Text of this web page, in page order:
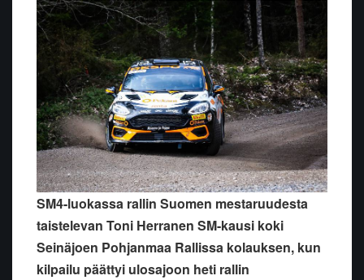
SM4-luokassa rallin Suomen mestaruudesta
taistelevan Toni Herranen SM-kausi koki
Seinäjoen Pohjanmaa Rallissa kolauksen, kun
kilpailu päättyi ulosajoon heti rallin